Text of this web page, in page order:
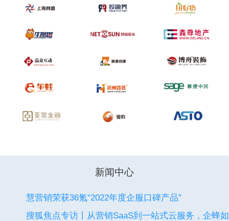
新闻中心
慧营销荣获36氪“2022年度企服口碑产品”
搜狐焦点专访丨从营销SaaS到一站式云服务，企蜂如